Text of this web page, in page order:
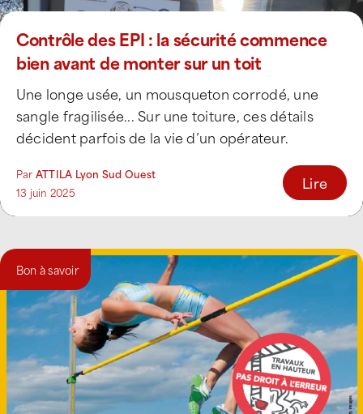
Contrôle des EPI : la sécurité commence
bien avant de monter sur un toit
Une longe usée, un mousqueton corrodé, une
sangle fragilisée... Sur une toiture, ces détails
décident parfois de la vie d’un opérateur.
Par ATTILA Lyon Sud Ouest
13 juin 2025
Lire
Bon à savoir